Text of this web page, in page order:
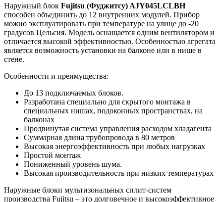
Наружный блок Fujitsu (Фуджитсу) AJY045LCLBH
способен объединить до 12 внутренних модулей. Прибор
можно эксплуатировать при температуре на улице до -20
градусов Цельсия. Модель оснащается одним вентилятором и
отличается высокой эффективностью. Особенностью агрегата
является возможность установки на балконе или в нише в
стене.
Особенности и преимущества:
До 13 подключаемых блоков.
Разработана специально для скрытого монтажа в
специальных нишах, подоконных пространствах, на
балконах
Продвинутая система управления расходом хладагента
Суммарная длина трубопровода в 80 метров
Высокая энергоэффективность при любых нагрузках
Простой монтаж
Пониженный уровень шума.
Высокая производительность при низких температурах
Наружные блоки мультизональных сплит-систем
производства Fujitsu – это долговечное и высокоэффективное